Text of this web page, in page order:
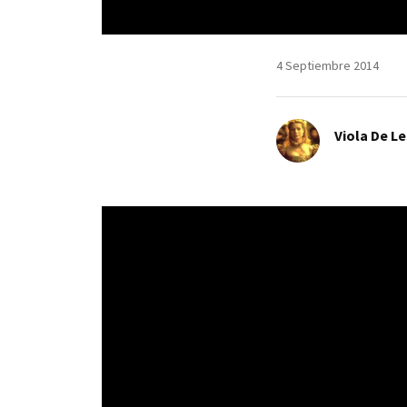
4 Septiembre 2014
Viola De